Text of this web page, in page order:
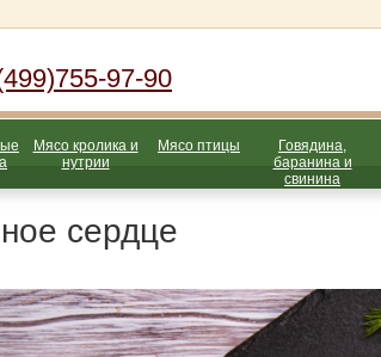
97-90
Мясо кролика и
нутрии
Мясо птицы
Говядина,
баранина и
свинина
сердце